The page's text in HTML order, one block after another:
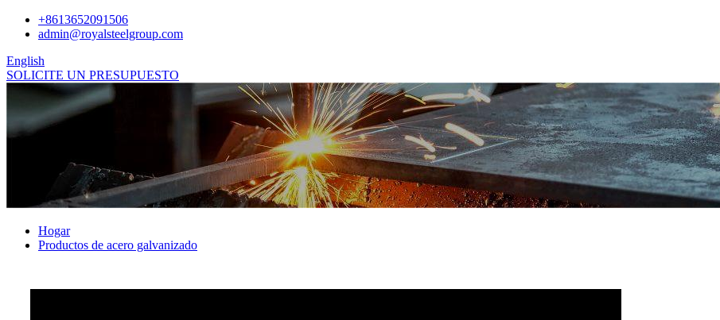
+8613652091506
admin@royalsteelgroup.com
English
SOLICITE UN PRESUPUESTO
Hogar
Productos de acero galvanizado